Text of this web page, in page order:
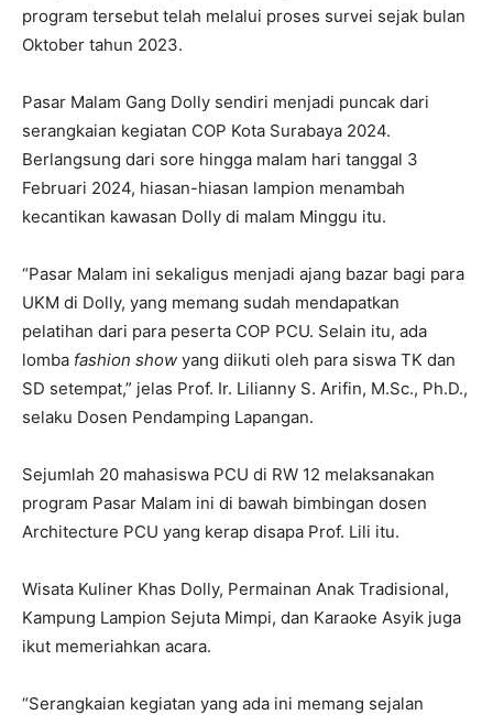
program tersebut telah melalui proses survei sejak bulan
Oktober tahun 2023.
Pasar Malam Gang Dolly sendiri menjadi puncak dari
serangkaian kegiatan COP Kota Surabaya 2024.
Berlangsung dari sore hingga malam hari tanggal 3
Februari 2024, hiasan-hiasan lampion menambah
kecantikan kawasan Dolly di malam Minggu itu.
“Pasar Malam ini sekaligus menjadi ajang bazar bagi para
UKM di Dolly, yang memang sudah mendapatkan
pelatihan dari para peserta COP PCU. Selain itu, ada
lomba fashion show yang diikuti oleh para siswa TK dan
SD setempat,” jelas Prof. Ir. Lilianny S. Arifin, M.Sc., Ph.D.,
selaku Dosen Pendamping Lapangan.
Sejumlah 20 mahasiswa PCU di RW 12 melaksanakan
program Pasar Malam ini di bawah bimbingan dosen
Architecture PCU yang kerap disapa Prof. Lili itu.
Wisata Kuliner Khas Dolly, Permainan Anak Tradisional,
Kampung Lampion Sejuta Mimpi, dan Karaoke Asyik juga
ikut memeriahkan acara.
“Serangkaian kegiatan yang ada ini memang sejalan